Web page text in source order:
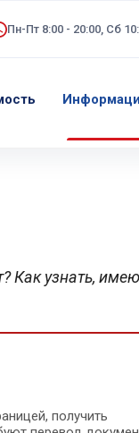
Пн-Пт 8:00 - 20:00, Сб
Как узнать,
получить